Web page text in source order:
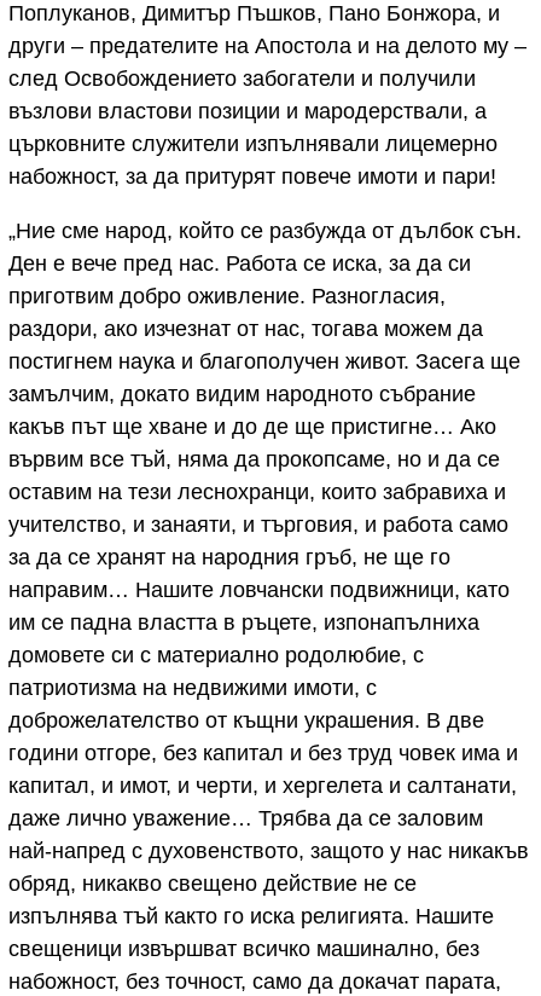
Поплуканов, Димитър Пъшков, Пано Бонжора, и
други – предателите на Апостола и на делото му –
след Освобождението забогатели и получили
възлови властови позиции и мародерствали, а
църковните служители изпълнявали лицемерно
набожност, за да притурят повече имоти и пари!
„Ние сме народ, който се разбужда от дълбок сън.
Ден е вече пред нас. Работа се иска, за да си
приготвим добро оживление. Разногласия,
раздори, ако изчезнат от нас, тогава можем да
постигнем наука и благополучен живот. Засега ще
замълчим, докато видим народното събрание
какъв път ще хване и до де ще пристигне… Ако
вървим все тъй, няма да прокопсаме, но и да се
оставим на тези леснохранци, които забравиха и
учителство, и занаяти, и търговия, и работа само
за да се хранят на народния гръб, не ще го
направим… Нашите ловчански подвижници, като
им се падна властта в ръцете, изпонапълниха
домовете си с материално родолюбие, с
патриотизма на недвижими имоти, с
доброжелателство от къщни украшения. В две
години отгоре, без капитал и без труд човек има и
капитал, и имот, и черти, и хергелета и салтанати,
даже лично уважение… Трябва да се заловим
най-напред с духовенството, защото у нас никакъв
обряд, никакво свещено действие не се
изпълнява тъй както го иска религията. Нашите
свещеници извършват всичко машинално, без
набожност, без точност, само да докачат парата,